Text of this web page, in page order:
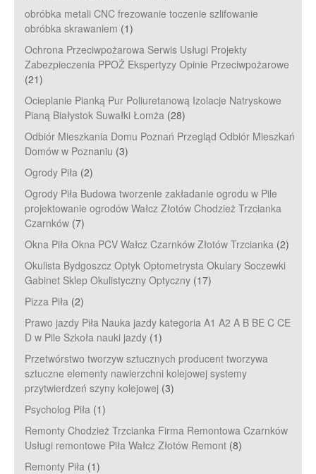
obróbka metali CNC frezowanie toczenie szlifowanie
obróbka skrawaniem (1)
Ochrona Przeciwpożarowa Serwis Usługi Projekty
Zabezpieczenia PPOŻ Ekspertyzy Opinie Przeciwpożarowe
(21)
Ocieplanie Pianką Pur Poliuretanową Izolacje Natryskowe
Pianą Białystok Suwałki Łomża (28)
Odbiór Mieszkania Domu Poznań Przegląd Odbiór Mieszkań
Domów w Poznaniu (3)
Ogrody Piła (2)
Ogrody Piła Budowa tworzenie zakładanie ogrodu w Pile
projektowanie ogrodów Wałcz Złotów Chodzież Trzcianka
Czarnków (7)
Okna Piła Okna PCV Wałcz Czarnków Złotów Trzcianka (2)
Okulista Bydgoszcz Optyk Optometrysta Okulary Soczewki
Gabinet Sklep Okulistyczny Optyczny (17)
Pizza Piła (2)
Prawo jazdy Piła Nauka jazdy kategoria A1 A2 A B BE C CE
D‎ w Pile Szkoła nauki jazdy (1)
Przetwórstwo tworzyw sztucznych producent tworzywa
sztuczne elementy nawierzchni kolejowej systemy
przytwierdzeń szyny kolejowej (3)
Psycholog Piła (1)
Remonty Chodzież Trzcianka Firma Remontowa Czarnków
Usługi remontowe Piła Wałcz Złotów Remont (8)
Remonty Piła (1)